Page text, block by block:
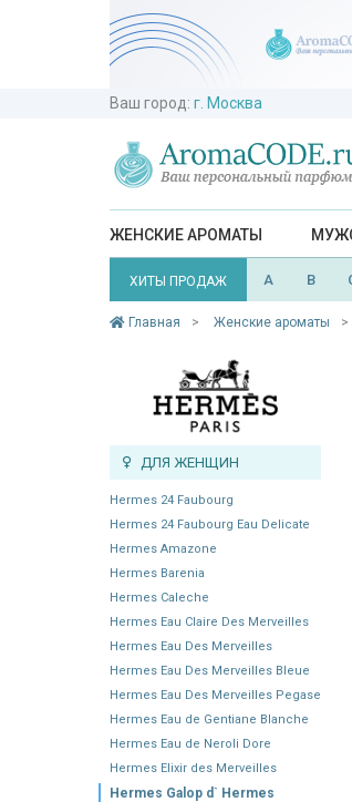
Ваш город: г. Москва
ЖЕНСКИЕ АРОМАТЫ
ХИТЫ ПРОДАЖ A B
Главная Женские ароматы
ДЛЯ ЖЕНЩИН
Hermes 24 Faubourg
Hermes 24 Faubourg Eau Delicate
Hermes Amazone
Hermes Barenia
Hermes Caleche
Hermes Eau Claire Des Merveilles
Hermes Eau Des Merveilles
Hermes Eau Des Merveilles Bleue
Hermes Eau Des Merveilles Pegase
Hermes Eau de Gentiane Blanche
Hermes Eau de Neroli Dore
Hermes Elixir des Merveilles
Hermes Galop d` Hermes